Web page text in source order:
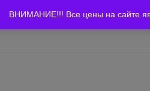
ВНИМАНИЕ!!! Все цены на сайте